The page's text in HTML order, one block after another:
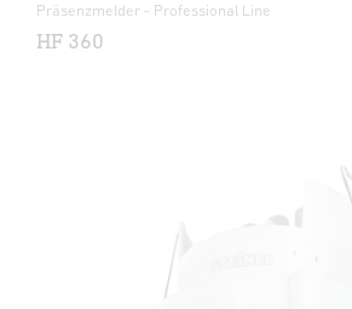
Präsenzmelder - Professional Line
HF 360